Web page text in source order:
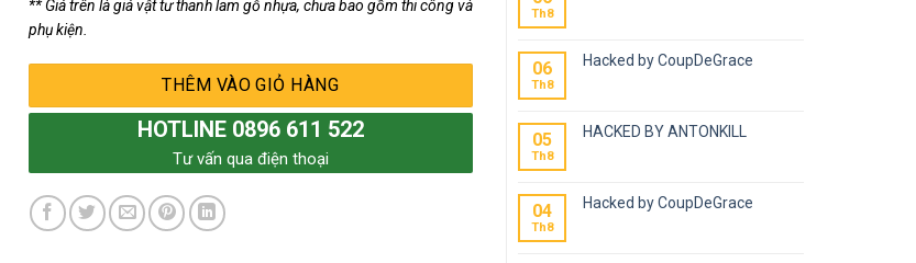
Th8
06
Th8
Hacked by CoupDeGrace
05
Th8
HACKED BY ANTONKILL
04
Th8
Hacked by CoupDeGrace
** Giá trên là giá vật tư thanh lam gỗ nhựa, chưa bao gồm thi công và
phụ kiện.
THÊM VÀO GIỎ HÀNG
HOTLINE 0896 611 522
Tư vấn qua điện thoại